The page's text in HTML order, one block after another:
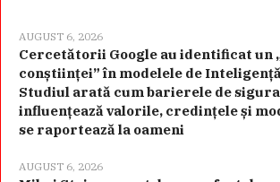
AUGUST 6, 2026
Cercetătorii Google au identificat un
conștiinței” în modelele de
Studiul arată cum barierele de
influențează valorile, credințele și
se raportează la oameni
AUGUST 6, 2026